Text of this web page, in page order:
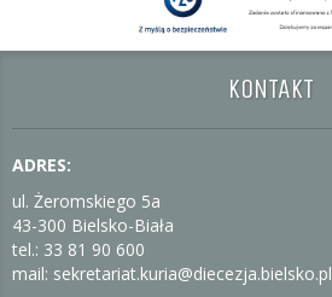
KONTAKT
ADRES:
ul. Żeromskiego 5a
43-300 Bielsko-Biała
tel.: 33 81 90 600
mail: sekretariat.kuria@diecezja.bielsko.pl